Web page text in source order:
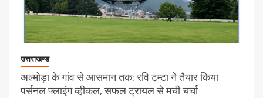
उत्तराखण्ड
अल्मोड़ा के गांव से आसमान तक: रवि टम्टा ने तैयार किया
पर्सनल फ्लाइंग व्हीकल, सफल ट्रायल से मची चर्चा